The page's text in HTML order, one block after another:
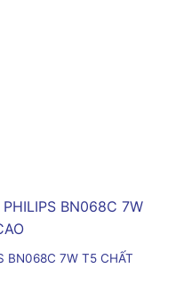
BN068C 7W T5 CHẤT